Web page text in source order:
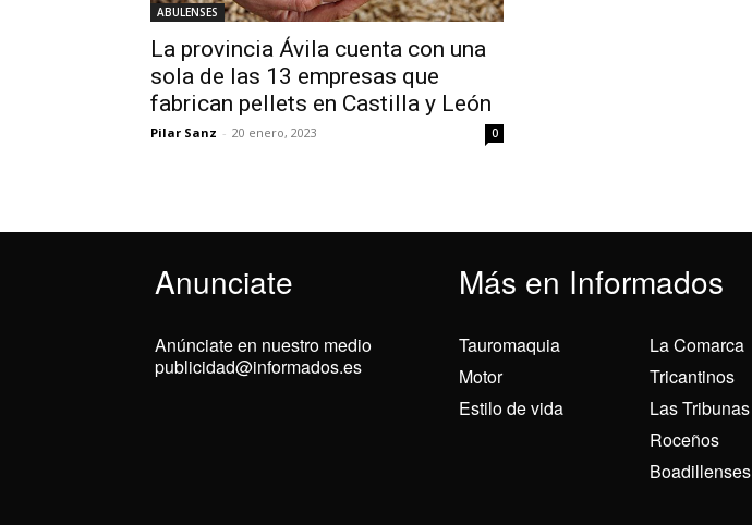
ABULENSES
La provincia Ávila cuenta con una
sola de las 13 empresas que
fabrican pellets en Castilla y León
Pilar Sanz - 20 enero, 2023 0
Anunciate Más en Informados
Anúnciate en nuestro medio
publicidad@informados.es
Tauromaquia
Motor
Estilo de vida
La Comarca
Tricantinos
Las Tribunas
Roceños
Boadillenses